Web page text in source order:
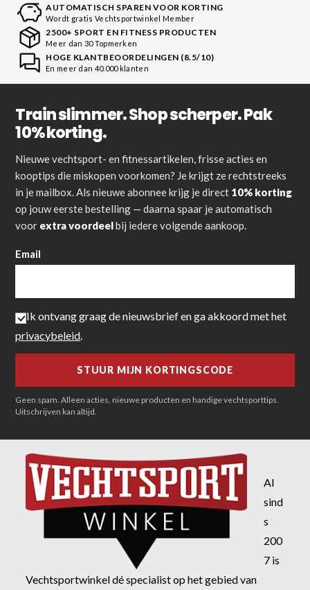
AUTOMATISCH SPAREN VOOR KORTING
Wordt gratis Vechtsportwinkel Member
2500+ SPORT EN FITNESS PRODUCTEN
Meer dan 30 Topmerken
HOGE KLANTBEOORDELINGEN (8.5/10)
En meer dan 40.000 klanten
Train slimmer. Shop scherper. Pak
10% korting.
Nieuwe vechtsport- en fitnessartikelen, frisse acties en
kooptips die miskopen voorkomen? Je krijgt ze rechtstreeks
in je mailbox. Als nieuwe abonnee krijg je direct 10% korting
op jouw eerste bestelling — daarna spaar je automatisch
voor extra voordeelbij iedere volgende aankoop.
Email
Ik ontvang graag de nieuwsbrief en ga akkoord met het
privacybeleid.
Geen spam. Alleen acties, nieuwe producten en handige vechtsporttips.
Uitschrijven kan altijd.
Al
sind
s
200
7 is
Vechtsportwinkel dé specialist op het gebied van